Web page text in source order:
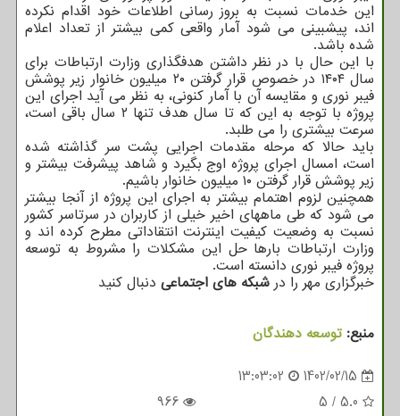
این خدمات نسبت به بروز رسانی اطلاعات خود اقدام نکرده
اند، پیشبینی می شود آمار واقعی کمی بیشتر از تعداد اعلام
شده باشد.
با این حال با در نظر داشتن هدفگذاری وزارت ارتباطات برای
سال ۱۴۰۴ در خصوص قرار گرفتن ۲۰ میلیون خانوار زیر پوشش
فیبر نوری و مقایسه آن با آمار کنونی، به نظر می آید اجرای این
پروژه با توجه به این که تا سال هدف تنها ۲ سال باقی است،
سرعت بیشتری را می طلبد.
باید حالا که مرحله مقدمات اجرایی پشت سر گذاشته شده
است، امسال اجرای پروژه اوج بگیرد و شاهد پیشرفت بیشتر و
زیر پوشش قرار گرفتن ۱۰ میلیون خانوار باشیم.
همچنین لزوم اهتمام بیشتر به اجرای این پروژه از آنجا بیشتر
می شود که طی ماههای اخیر خیلی از کاربران در سرتاسر کشور
نسبت به وضعیت کیفیت اینترنت انتقاداتی مطرح کرده اند و
وزارت ارتباطات بارها حل این مشکلات را مشروط به توسعه
پروژه فیبر نوری دانسته است.
خبرگزاری مهر را در شبکه های اجتماعی دنبال کنید
منبع: توسعه دهندگان
1402/02/15
13:03:02
5.0
/
5
966